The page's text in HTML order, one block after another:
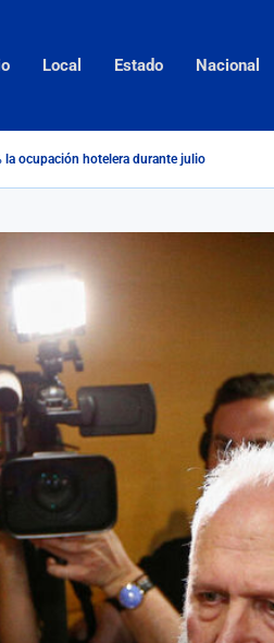
Local Estado Nacional
la ocupación hotelera durante julio